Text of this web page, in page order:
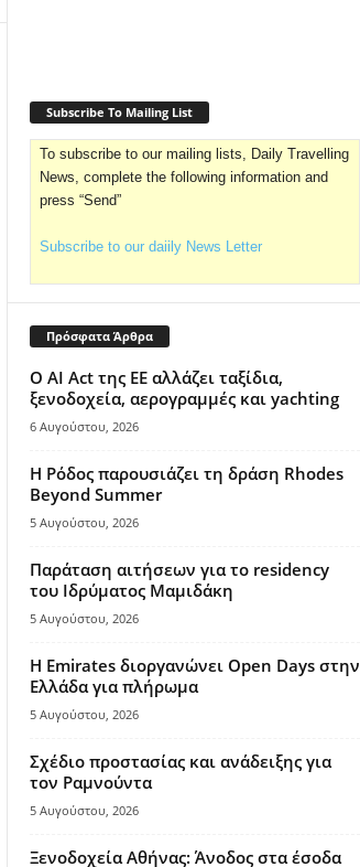
Subscribe To Mailing List
To subscribe to our mailing lists, Daily Travelling
News, complete the following information and
press “Send”
Subscribe to our daiily News Letter
Πρόσφατα Άρθρα
Ο AI Act της ΕΕ αλλάζει ταξίδια,
ξενοδοχεία, αερογραμμές και yachting
6 Αυγούστου, 2026
Η Ρόδος παρουσιάζει τη δράση Rhodes
Beyond Summer
5 Αυγούστου, 2026
Παράταση αιτήσεων για το residency
του Ιδρύματος Μαμιδάκη
5 Αυγούστου, 2026
Η Emirates διοργανώνει Open Days στην
Ελλάδα για πλήρωμα
5 Αυγούστου, 2026
Σχέδιο προστασίας και ανάδειξης για
τον Ραμνούντα
5 Αυγούστου, 2026
Ξενοδοχεία Αθήνας: Άνοδος στα έσοδα